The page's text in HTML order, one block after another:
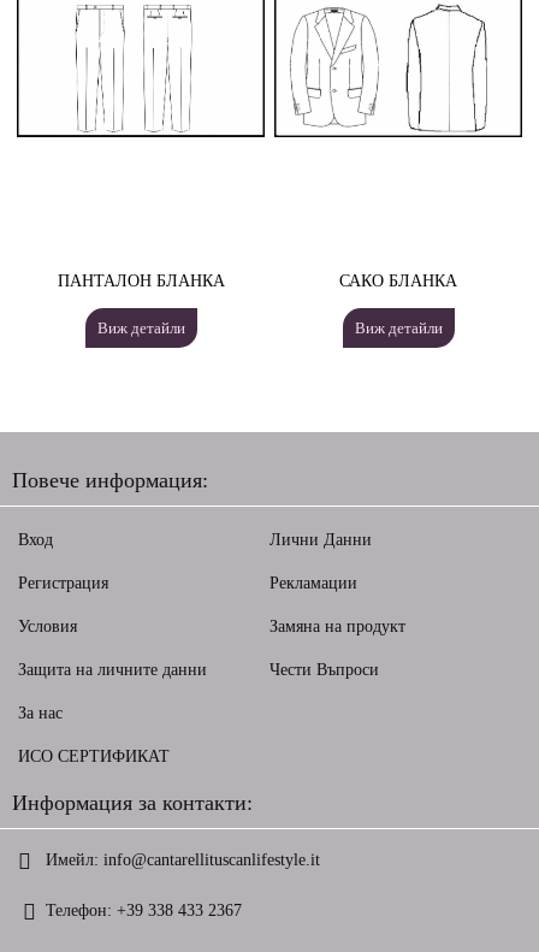
ПАНТАЛОН БЛАНКА
Виж детайли
САКО БЛАНКА
Виж детайли
Повече информация:
Вход
Регистрация
Условия
Защита на личните данни
Лични Данни
Рекламации
Замяна на продукт
Чести Въпроси
За нас
ИСО СЕРТИФИКАТ
Информация за контакти:
Имейл: info@cantarellituscanlifestyle.it
Телефон: +39 338 433 2367